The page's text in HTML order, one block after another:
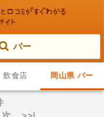
バー
飲食店 岡山県 バー